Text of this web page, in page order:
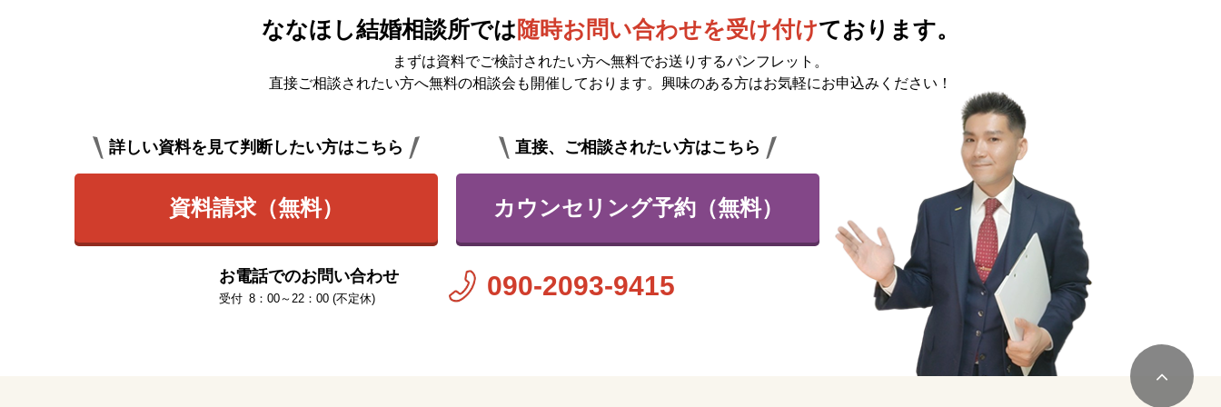
ななほし結婚相談所では 随時お問い合わせを受け付けております。
まずは資料でご検討されたい方へ無料でお送りするパンフレット。
直接ご相談されたい方へ無料の相談会も開催しております。興味のある方はお気軽にお申込みください！
詳しい資料を見て判断したい方はこちら
資料請求（無料）
直接、ご相談されたい方はこちら
カウンセリング予約（無料）
お電話でのお問い合わせ
8：00～22：00 (不定休) 090-2093-9415